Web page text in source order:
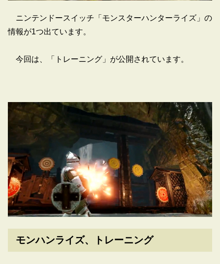
ニンテンドースイッチ「モンスターハンターライズ」の
情報が1つ出ています。
今回は、「トレーニング」が公開されています。
モンハンライズ、トレーニング